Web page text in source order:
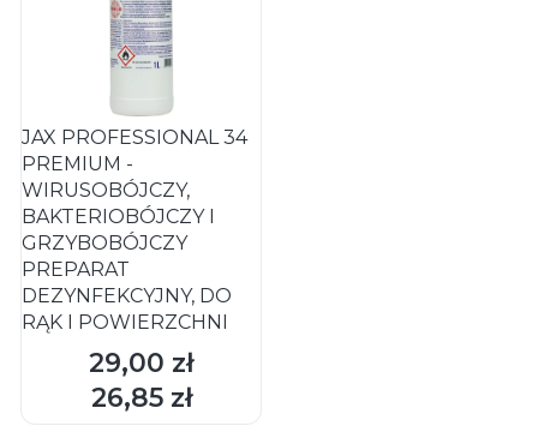
JAX PROFESSIONAL 34
PREMIUM -
WIRUSOBÓJCZY,
BAKTERIOBÓJCZY I
GRZYBOBÓJCZY
PREPARAT
DEZYNFEKCYJNY, DO
RĄK I POWIERZCHNI
Cena
29,00 zł
Cena
26,85 zł